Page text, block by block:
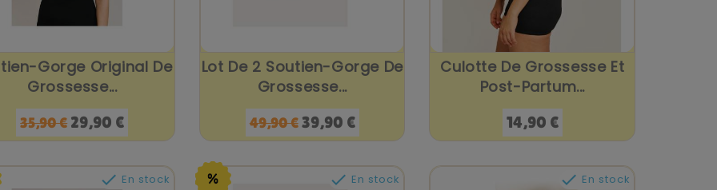
Gorge Original De
Grossesse...
Prix
de
base
35,90 € Prix
29,90 €
Lot De 2 Soutien-Gorge De
Grossesse...
Prix
de
base
49,90 € Prix
39,90 €
Culotte De Grossesse Et
Post-Partum...
Prix
14,90 €
 En stock  En stock  En stock